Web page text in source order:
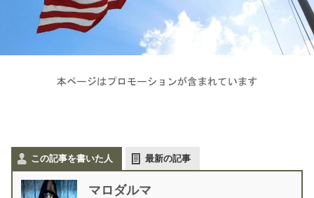
この記事を書いた人 最新の記事
マロダルマ